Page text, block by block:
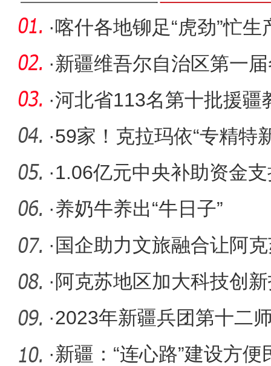
·喀什各地铆足“虎劲”忙生
·新疆维吾尔自治区第一
冰雪马拉
·河北省113名第十批援疆
·59家！克拉玛依“专精特
增11.3
·1.06亿元中央补助资金
教育事业
·养奶牛养出“牛日子”
· 国企助力文旅融合让阿
方
· 阿克苏地区加大科技创
国有企
·2023年新疆兵团第十二
211个 总投
·新疆：“连心路”建设方